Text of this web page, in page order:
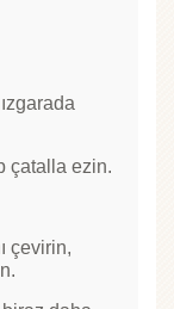
çatalla ezin.
çevirin,